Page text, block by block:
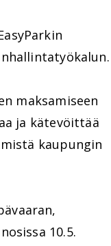
maksamiseen
ja kätevöittää
kaupungin
10.5.